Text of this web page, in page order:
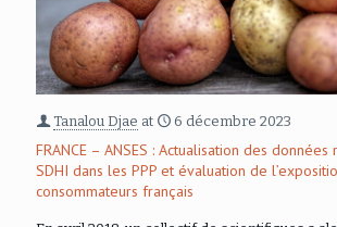
Tanalou Djae at 6 décembre 2023
FRANCE – ANSES : Actualisation des
SDHI dans les PPP et évaluation de
consommateurs français